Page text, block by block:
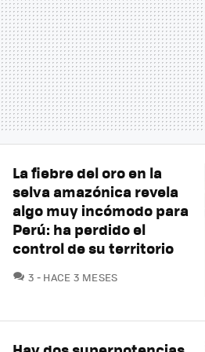
La fiebre del oro en la
selva amazónica revela
algo muy incómodo para
Perú: ha perdido el
control de su territorio
3 COMENTARIOS
HACE 3 MESES